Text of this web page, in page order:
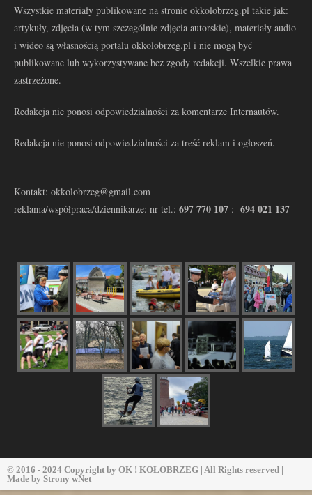
Wszystkie materiały publikowane na stronie okkolobrzeg.pl takie jak:
artykuły, zdjęcia (w tym szczególnie zdjęcia autorskie), materiały audio
i wideo są własnością portalu okkolobrzeg.pl i nie mogą być
publikowane lub wykorzystywane bez zgody redakcji. Wszelkie prawa
zastrzeżone.
Redakcja nie ponosi odpowiedzialności za komentarze Internautów.
Redakcja nie ponosi odpowiedzialności za treść reklam i ogłoszeń.
Kontakt: okkolobrzeg@gmail.com
reklama/współpraca/dziennikarze: nr tel.: 697 770 107 : 694 021 137
© 2016 - 2024 Copyright by OK ! KOŁOBRZEG | All Rights reserved |
Made by Strony wNet